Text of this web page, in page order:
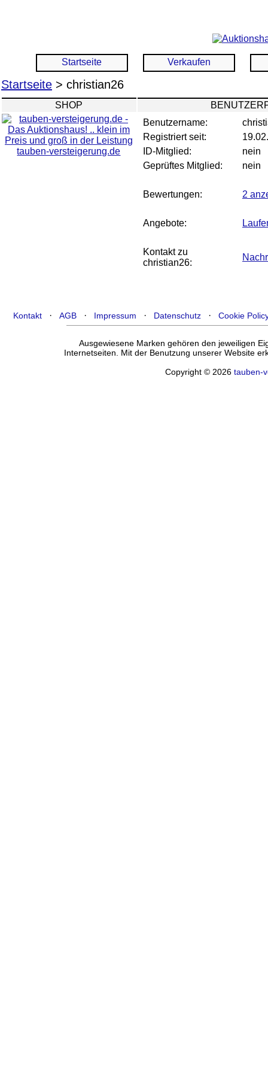
Startseite Verkaufen
Startseite > christian26
SHOP
tauben-versteigerung.de
Benutzername:
Registriert seit:
ID-Mitglied:
nein
Geprüftes Mitglied:
nein
Bewertungen: 2
Angebote:
Kontakt zu
christian26:
Kontakt ·AGB · Impressum · Datenschutz ·Cookie
Ausgewiesene Marken gehören den jeweiligen
Internetseiten. Mit der Benutzung unserer Website
Copyright © 2026tauben-